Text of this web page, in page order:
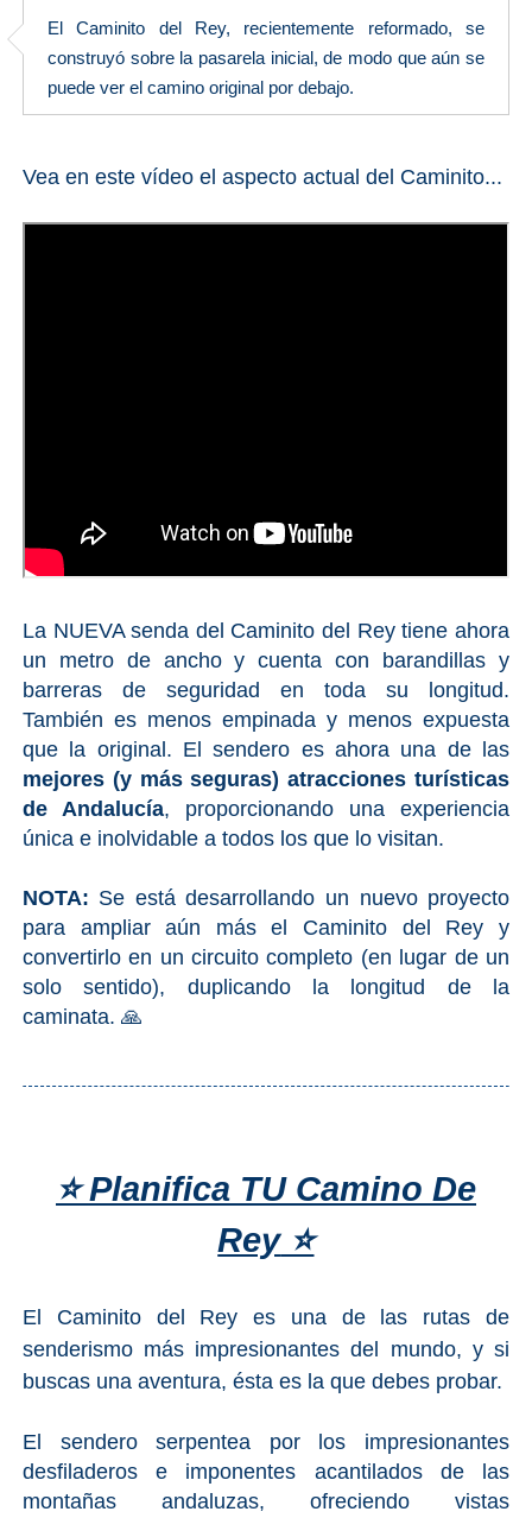
El Caminito del Rey, recientemente reformado, se
construyó sobre la pasarela inicial, de modo que aún se
puede ver el camino original por debajo.
Vea en este vídeo el aspecto actual del Caminito...
La NUEVA senda del Caminito del Rey tiene ahora
un metro de ancho y cuenta con barandillas y
barreras de seguridad en toda su longitud.
También es menos empinada y menos expuesta
que la original. El sendero es ahora una de las
mejores (y más seguras) atracciones turísticas
de Andalucía, proporcionando una experiencia
única e inolvidable a todos los que lo visitan.
NOTA: Se está desarrollando un nuevo proyecto
para ampliar aún más el Caminito del Rey y
convertirlo en un circuito completo (en lugar de un
solo sentido), duplicando la longitud de la
caminata. 🙏
⭐Planifica TU Camino De
Rey⭐
El Caminito del Rey es una de las rutas de
senderismo más impresionantes del mundo, y si
buscas una aventura, ésta es la que debes probar.
El sendero serpentea por los impresionantes
desfiladeros e imponentes acantilados de las
montañas andaluzas, ofreciendo vistas